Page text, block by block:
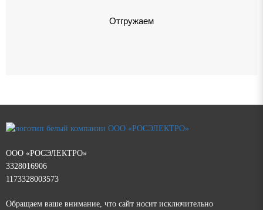
Отгружаем
ООО «РОСЭЛЕКТРО»
3328016906
1173328003573
Обращаем ваше внимание, что сайт носит исключительно